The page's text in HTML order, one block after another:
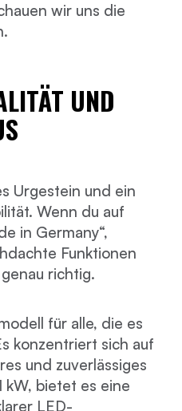
wir uns die
UND
Urgestein und ein
Wenn du auf
in Germany“,
Funktionen
richtig.
für alle, die es
konzentriert sich auf
und zuverlässiges
kW, bietet es eine
LED-